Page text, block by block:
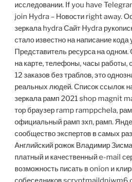
исследовании. If you have
join Hydra – Новости right away.
зеркала hydra Сайт Hydra
стало известно на написание
Представитель ресурса на одном.
на карте, телефоны, часы работы,
12 заказов без траблов, это
реальных людей. Список ссылок
зеркала рамп 2021 shop magnit
тор браузер ramp ramppchela,
официальный рамп зхп, рамп.
сообщество экспертов в самых
Английский рожок Владимир
платный и качественный e-mail
возможность писать в onion и